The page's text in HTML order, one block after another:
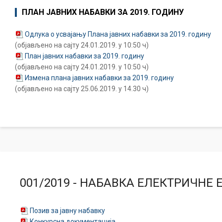
ПЛАН ЈАВНИХ НАБАВКИ ЗА 2019. ГОДИНУ
Одлука о усвајању Плана јавних набавки за 2019. годину
(објављено на сајту 24.01.2019. у 10:50 ч)
План јавних набавки за 2019. годину
(објављено на сајту 24.01.2019. у 10:50 ч)
Измена плана јавних набавки за 2019. годину
(објављено на сајту 25.06.2019. у 14.30 ч)
001/2019 - НАБАВКА ЕЛЕКТРИЧНЕ
Позив за јавну набавку